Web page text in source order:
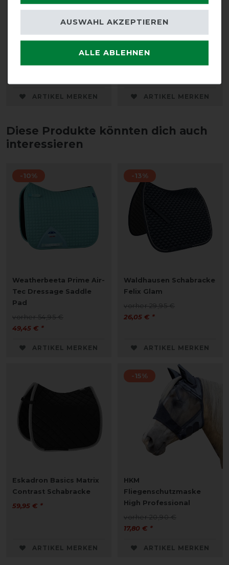
Eskadron Basics Fly
ARTIKEL MERKEN
Eskadron Basics Fly
ARTIKEL MERKEN
Diese Produkte könnten dich auch
interessieren
-10%
Weatherbeeta Prime Air-
Tec Dressage Saddle
Pad
vorher 54,95 €
49,45 € *
ARTIKEL MERKEN
-13%
Waldhausen Schabracke
Felix Glam
vorher 29,95 €
26,05 € *
ARTIKEL MERKEN
Eskadron Basics Matrix
Contrast Schabracke
59,95 € *
ARTIKEL MERKEN
-15%
HKM
Fliegenschutzmaske
High Professional
vorher 20,90 €
17,80 € *
ARTIKEL MERKEN
ALLE ABLEHNEN
AUSWAHL AKZEPTIEREN